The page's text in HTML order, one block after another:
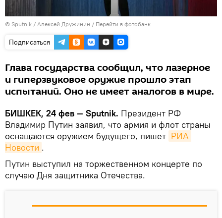
© Sputnik / Алексей Дружинин / Перейти в фотобанк
Подписаться
Глава государства сообщил, что лазерное
и гиперзвуковое оружие прошло этап
испытаний. Оно не имеет аналогов в мире.
БИШКЕК, 24 фев — Sputnik. Президент РФ
Владимир Путин заявил, что армия и флот страны
оснащаются оружием будущего, пишет РИА
Новости .
Путин выступил на торжественном концерте по
случаю Дня защитника Отечества.